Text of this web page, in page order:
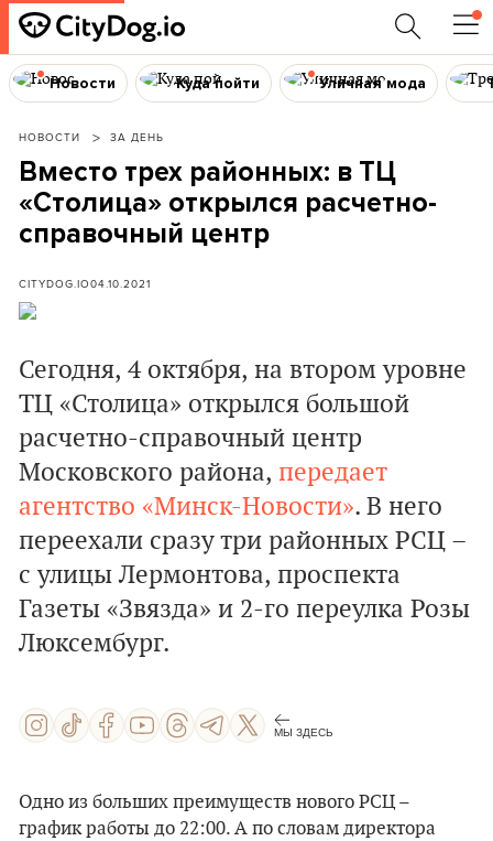
Новости Куда пойти Уличная мода
НОВОСТИ ЗА ДЕНЬ
Вместо трех районных: в ТЦ
«Столица» открылся расчетно-
справочный центр
CITYDOG.IO04.10.2021
Сегодня, 4 октября, на втором уровне
ТЦ «Столица» открылся большой
расчетно-справочный центр
Московского района, передает
агентство «Минск-Новости». В него
переехали сразу три районных РСЦ –
с улицы Лермонтова, проспекта
Газеты «Звязда» и 2-го переулка Розы
Люксембург.
МЫ ЗДЕСЬ
Одно из больших преимуществ нового РСЦ –
график работы до 22:00. А по словам директора